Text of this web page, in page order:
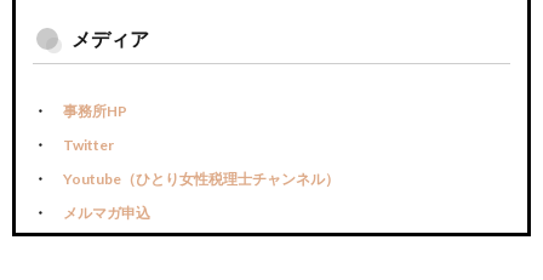
メディア
事務所HP
Twitter
Youtube（ひとり女性税理士チャンネル）
メルマガ申込